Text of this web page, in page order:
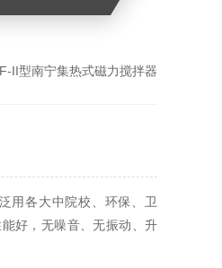
II型南宁集热式磁力搅拌器
用各大中院校、环保、卫
好，无噪音、无振动、升